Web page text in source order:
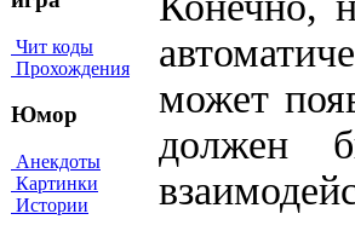
Чит коды
Прохождения
Юмор
Анекдоты
Картинки
Истории
может
должен